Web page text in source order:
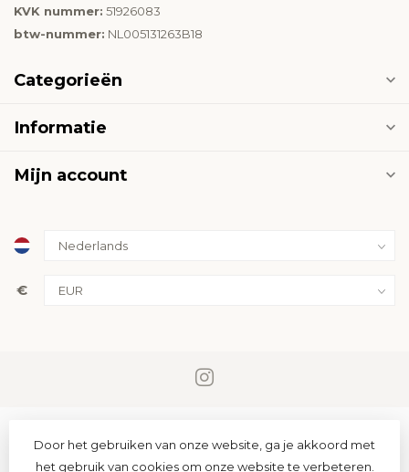
KVK nummer: 51926083
btw-nummer: NL005131263B18
Categorieën
Informatie
Mijn account
€
Door het gebruiken van onze website, ga je akkoord met
het gebruik van cookies om onze website te verbeteren.